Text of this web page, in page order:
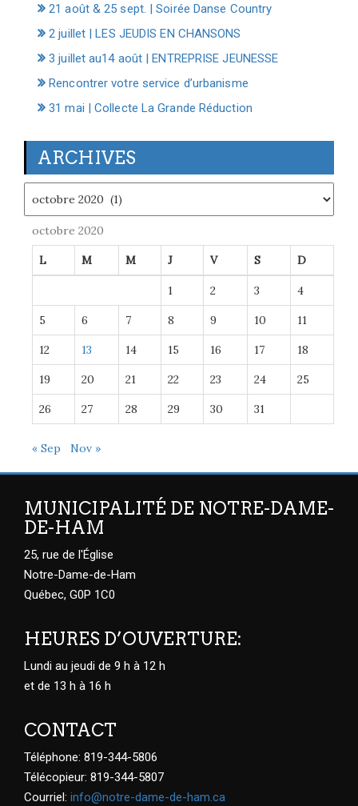
21 août & 25 sept. | Soirée Danse Country
2 juillet | LES JEUDIS EN CHANSONS
3 juillet au14 août | ENTREPRISE JEUNESSE
Rencontrer votre service d’urbanisme
31 mai | Collecte La Grande Réduction
ARCHIVES
octobre 2020
L M M J V S D
1 2 3 4
5 6 7 8 9 10 11
12 13 14 15 16 17 18
19 20 21 22 23 24 25
26 27 28 29 30 31
« Sep Nov »
MUNICIPALITÉ DE NOTRE-DAME-
DE-HAM
25, rue de l'Église
Notre-Dame-de-Ham
Québec, G0P 1C0
HEURES D’OUVERTURE:
Lundi au jeudi de 9 h à 12 h
et de 13 h à 16 h
CONTACT
Téléphone: 819-344-5806
Télécopieur: 819-344-5807
Courriel: info@notre-dame-de-ham.ca